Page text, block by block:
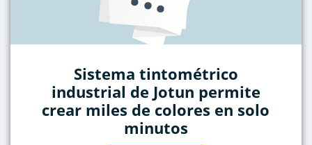
Sistema tintométrico
industrial de Jotun permite
crear miles de colores en solo
minutos